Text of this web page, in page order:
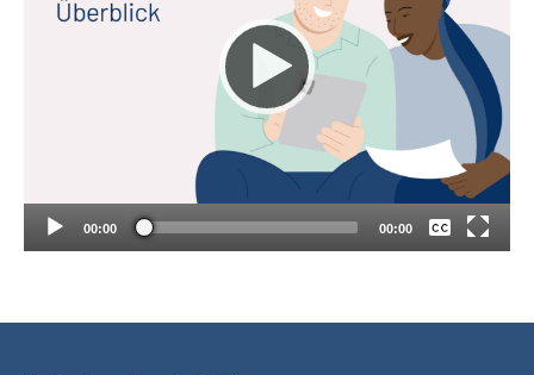
Mein Kundenportal
00:00 00:00
Keine
Deutsch